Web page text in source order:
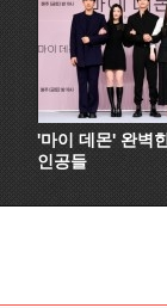
'마이 데몬' 완벽
인공들